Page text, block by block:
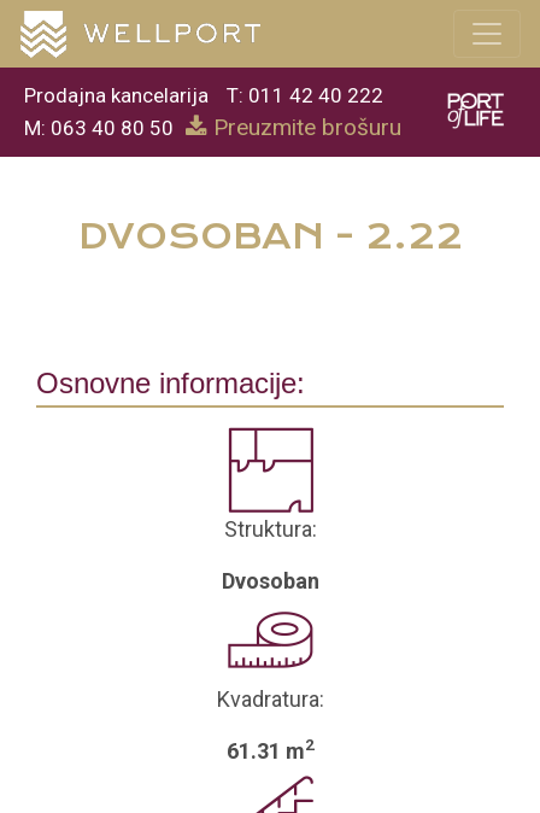
Prodajna kancelarija
T: 011 42 40 222
M: 063 40 80 50
Preuzmite brošuru
DVOSOBAN - 2.22
Osnovne informacije:
Struktura:
Dvosoban
Kvadratura:
61.31 m2